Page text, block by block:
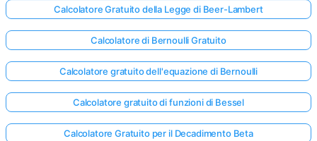
Calcolatore Gratuito della Legge di Beer-Lambert
Calcolatore di Bernoulli Gratuito
Calcolatore gratuito dell'equazione di Bernoulli
Calcolatore gratuito di funzioni di Bessel
Calcolatore Gratuito per il Decadimento Beta